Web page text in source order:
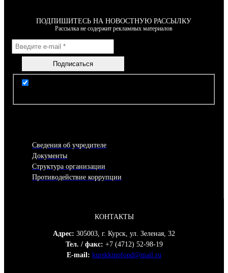
ПОДПИШИТЕСЬ НА НОВОСТНУЮ РАССЫЛКУ
Рассылка не содержит рекламных материалов
Сведения об учредителе
Документы
Структура организации
Противодействие коррупции
КОНТАКТЫ
Адрес: 305003, г. Курск, ул. Зеленая, 32
Тел. / факс: +7 (4712) 52-98-19
E-mail: kurskkinofond@mail.ru